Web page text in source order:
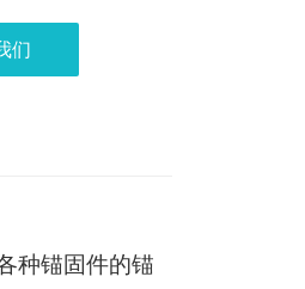
们
种锚固件的锚